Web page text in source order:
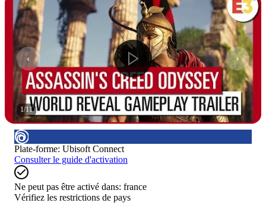
1/11
Plate-forme: Ubisoft Connect
Consulter le guide d'activation
Ne peut pas être activé dans: france
Vérifiez les restrictions de pays